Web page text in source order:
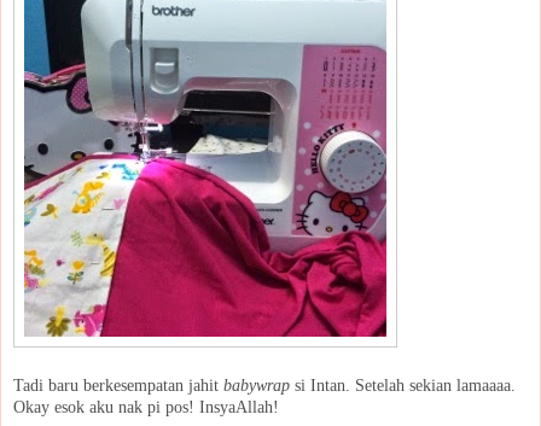
Tadi baru berkesempatan jahit babywrap si Intan. Setelah sekian lamaaaa.
Okay esok aku nak pi pos! InsyaAllah!